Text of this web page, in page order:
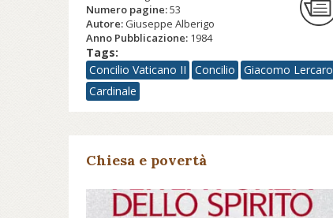
Numero pagine:53
Autore: Giuseppe Alberigo
Anno Pubblicazione: 1984
Tags:
Concilio Vaticano II
Concilio
Giacomo Lercaro
Cardinale
Chiesa e povertà